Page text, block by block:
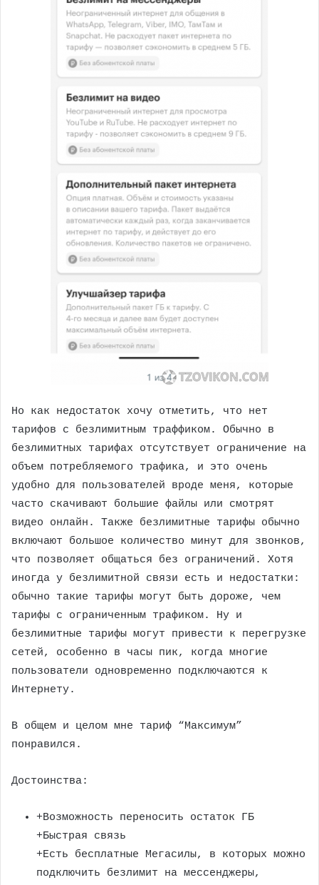
Но как недостаток хочу отметить, что нет
тарифов с безлимитным траффиком. Обычно в
безлимитных тарифах отсутствует ограничение на
объем потребляемого трафика, и это очень
удобно для пользователей вроде меня, которые
часто скачивают большие файлы или смотрят
видео онлайн. Также безлимитные тарифы обычно
включают большое количество минут для звонков,
что позволяет общаться без ограничений. Хотя
иногда у безлимитной связи есть и недостатки:
обычно такие тарифы могут быть дороже, чем
тарифы с ограниченным трафиком. Ну и
безлимитные тарифы могут привести к перегрузке
сетей, особенно в часы пик, когда многие
пользователи одновременно подключаются к
Интернету.
В общем и целом мне тариф “Максимум”
понравился.
Достоинства:
+Возможность переносить остаток ГБ
+Быстрая связь
+Есть бесплатные Мегасилы, в которых можно
подключить безлимит на мессенджеры,